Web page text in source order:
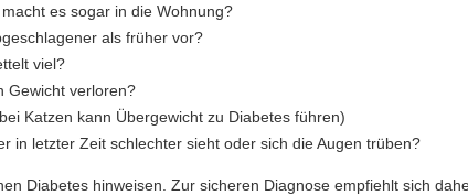
es sogar in die Wohnung?
als früher vor?
viel?
Gewicht verloren?
Katzen kann Übergewicht zu Diabetes führen)
in letzter Zeit schlechter sieht oder sich die Augen trüben?
Diabetes hinweisen. Zur sicheren Diagnose empfiehlt sich